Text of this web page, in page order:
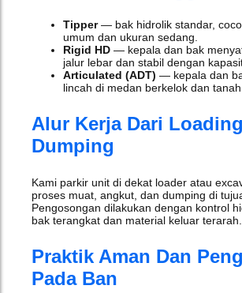
Tipper— bak hidrolik standar,
umum dan ukuran sedang.
Rigid HD— kepala dan bak
jalur lebar dan stabil dengan
Articulated (ADT) — kepala dan
lincah di medan berkelok dan
Alur Kerja Dari
Dumping
Kami parkir unit di dekat loader atau
proses muat, angkut, dan dumping di
Pengosongan dilakukan dengan kontrol
bak terangkat dan material keluar terarah.
Praktik Aman Dan
Pada Ban